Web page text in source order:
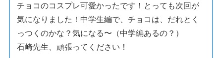
チョコのコスプレ可愛かったです！とっても次回が
気になりました！中学生編で、チョコは、だれとく
っつくのかな？気になる〜（中学編あるの？）
石崎先生、頑張ってください！